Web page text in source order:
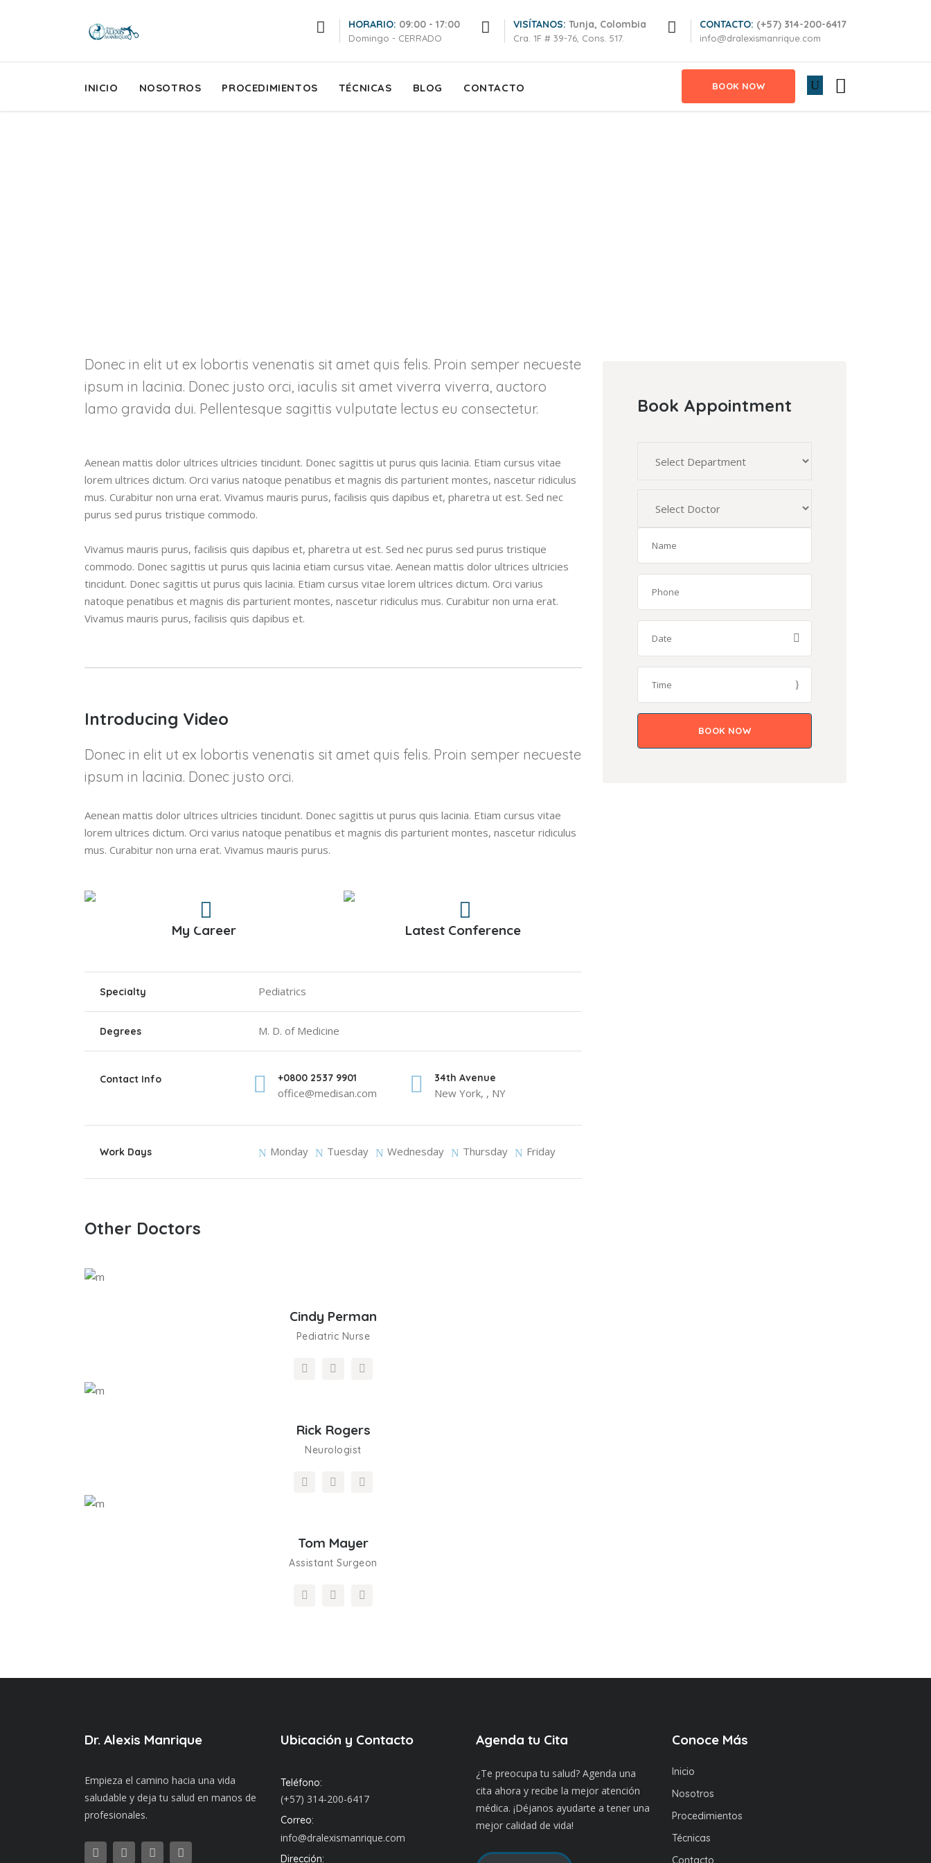
HORARIO: 09:00 - 17:00
Domingo - CERRADO
VISÍTANOS: Tunja, Colombia
Cra. 1F # 39-76, Cons. 517.
CONTACTO: (+57) 314-200-6417
info@dralexismanrique.com
INICIO NOSOTROS PROCEDIMIENTOS TÉCNICAS BLOG CONTACTO BOOK NOW
Donec in elit ut ex lobortis venenatis sit amet quis felis. Proin semper necueste
ipsum in lacinia. Donec justo orci, iaculis sit amet viverra viverra, auctoro
lamo gravida dui. Pellentesque sagittis vulputate lectus eu consectetur.
Aenean mattis dolor ultrices ultricies tincidunt. Donec sagittis ut purus quis lacinia. Etiam cursus vitae
lorem ultrices dictum. Orci varius natoque penatibus et magnis dis parturient montes, nascetur ridiculus
mus. Curabitur non urna erat. Vivamus mauris purus, facilisis quis dapibus et, pharetra ut est. Sed nec
purus sed purus tristique commodo.
Vivamus mauris purus, facilisis quis dapibus et, pharetra ut est. Sed nec purus sed purus tristique
commodo. Donec sagittis ut purus quis lacinia etiam cursus vitae. Aenean mattis dolor ultrices ultricies
tincidunt. Donec sagittis ut purus quis lacinia. Etiam cursus vitae lorem ultrices dictum. Orci varius
natoque penatibus et magnis dis parturient montes, nascetur ridiculus mus. Curabitur non urna erat.
Vivamus mauris purus, facilisis quis dapibus et.
Introducing Video
Donec in elit ut ex lobortis venenatis sit amet quis felis. Proin semper necueste
ipsum in lacinia. Donec justo orci.
Aenean mattis dolor ultrices ultricies tincidunt. Donec sagittis ut purus quis lacinia. Etiam cursus vitae
lorem ultrices dictum. Orci varius natoque penatibus et magnis dis parturient montes, nascetur ridiculus
mus. Curabitur non urna erat. Vivamus mauris purus.
My Career Latest Conference
Specialty Pediatrics
Degrees M. D. of Medicine
Contact Info +0800 2537 9901
office@medisan.com
34th Avenue
New York, , NY
Work Days Monday Tuesday Wednesday Thursday Friday
Other Doctors
Cindy Perman
Pediatric Nurse
Rick Rogers
Neurologist
Tom Mayer
Assistant Surgeon
Book Appointment
Dr. Alexis Manrique
Empieza el camino hacia una vida
saludable y deja tu salud en manos de
profesionales.
Ubicación y Contacto
Teléfono:
(+57) 314-200-6417
Correo:
info@dralexismanrique.com
Dirección:
Agenda tu Cita
¿Te preocupa tu salud? Agenda una
cita ahora y recibe la mejor atención
médica. ¡Déjanos ayudarte a tener una
mejor calidad de vida!
Conoce Más
Inicio
Nosotros
Procedimientos
Técnicas
Contacto